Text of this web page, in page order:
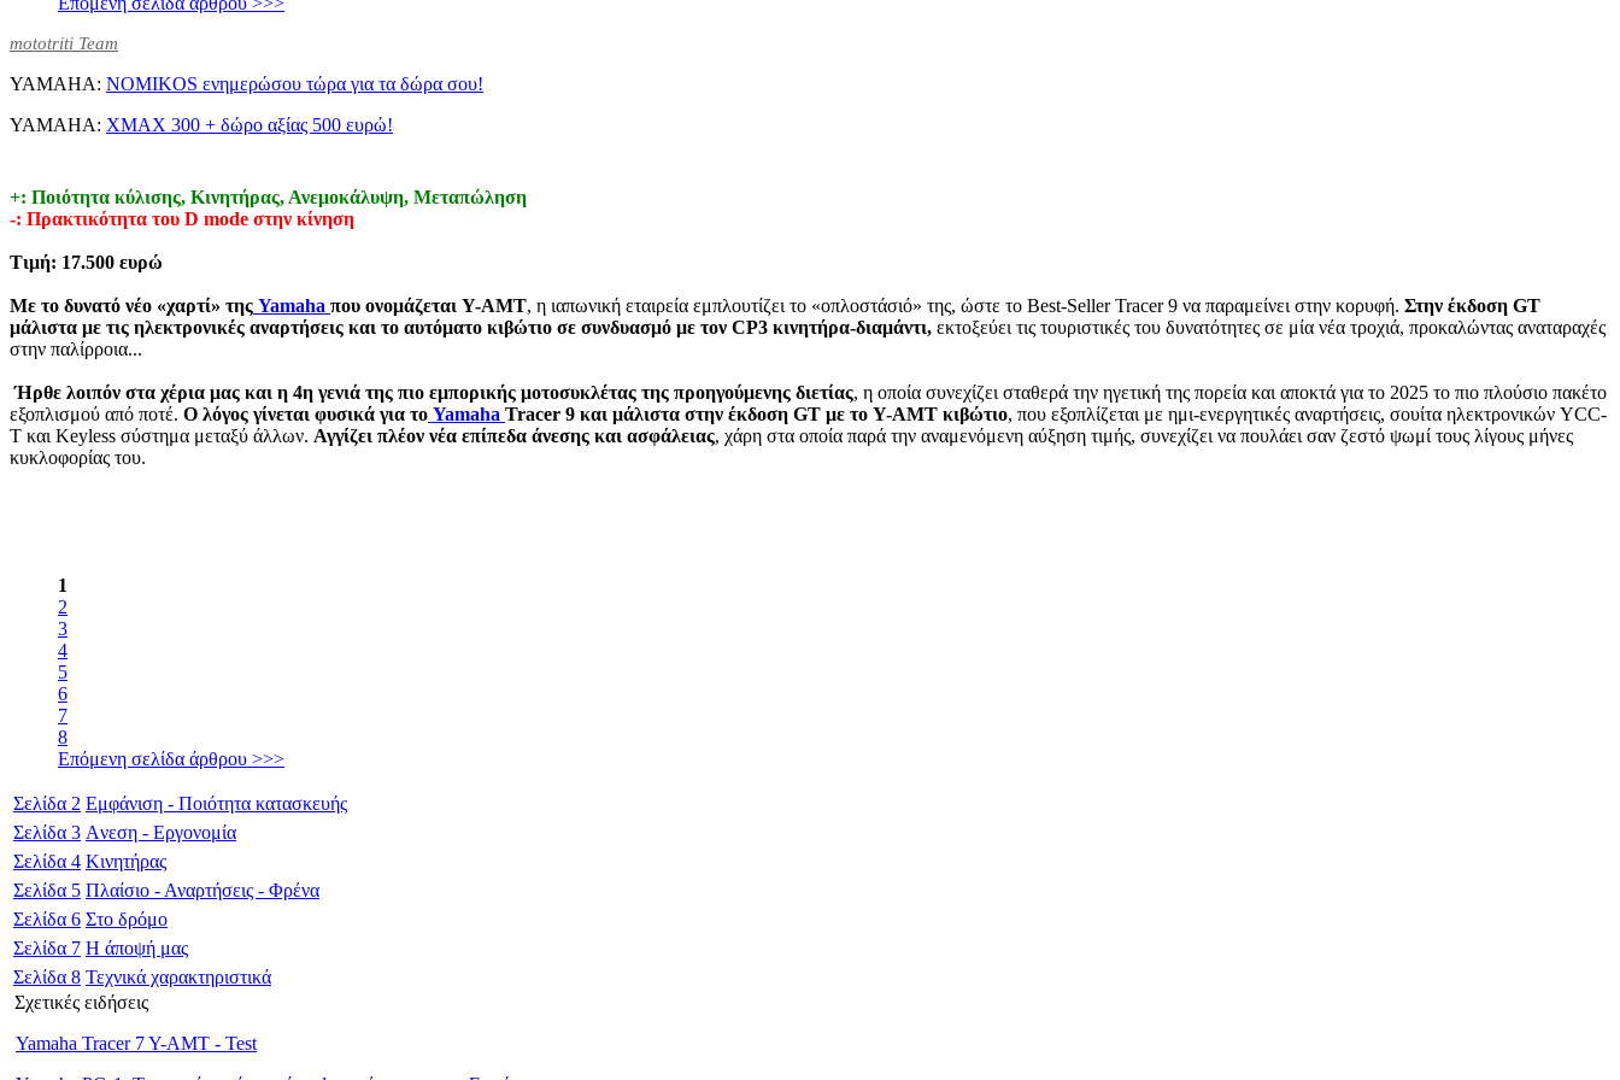
mototriti Team
YAMAHA: NOMIKOS ενημερώσου τώρα για τα δώρα σου!
YAMAHA: XMAX 300 + δώρο αξίας 500 ευρώ!
+: Ποιότητα κύλισης, Κινητήρας, Ανεμοκάλυψη, Μεταπώληση
-: Πρακτικότητα του D mode στην κίνηση
Τιμή: 17.500 ευρώ
Με το δυνατό νέο «χαρτί» της Yamaha που ονομάζεται Y-AMT, η ιαπωνική εταιρεία εμπλουτίζει το «οπλοστάσιό» της, ώστε το Best-Seller Tracer 9 να παραμείνει στην κορυφή. Στην έκδοση GT
μάλιστα με τις ηλεκτρονικές αναρτήσεις και το αυτόματο κιβώτιο σε συνδυασμό με τον CP3 κινητήρα-διαμάντι, εκτοξεύει τις τουριστικές του δυνατότητες σε μία νέα τροχιά, προκαλώντας αναταραχές
στην παλίρροια...
Ήρθε λοιπόν στα χέρια μας και η 4η γενιά της πιο εμπορικής μοτοσυκλέτας της προηγούμενης διετίας, η οποία συνεχίζει σταθερά την ηγετική της πορεία και αποκτά για το 2025 το πιο πλούσιο πακέτο
εξοπλισμού από ποτέ. Ο λόγος γίνεται φυσικά για το Yamaha Tracer 9 και μάλιστα στην έκδοση GT με το Y-AMT κιβώτιο, που εξοπλίζεται με ημι-ενεργητικές αναρτήσεις, σουίτα ηλεκτρονικών YCC-
T και Keyless σύστημα μεταξύ άλλων. Αγγίζει πλέον νέα επίπεδα άνεσης και ασφάλειας, χάρη στα οποία παρά την αναμενόμενη αύξηση τιμής, συνεχίζει να πουλάει σαν ζεστό ψωμί τους λίγους μήνες
κυκλοφορίας του.
1
2
3
4
5
6
7
8
Επόμενη σελίδα άρθρου >>>
Σελίδα 2 Εμφάνιση - Ποιότητα κατασκευής
Σελίδα 3 Aνεση - Εργονομία
Σελίδα 4 Κινητήρας
Σελίδα 5 Πλαίσιο - Αναρτήσεις - Φρένα
Σελίδα 6 Στο δρόμο
Σελίδα 7 Η άποψή μας
Σελίδα 8 Τεχνικά χαρακτηριστικά
Σχετικές ειδήσεις
Yamaha Tracer 7 Y-AMT - Test